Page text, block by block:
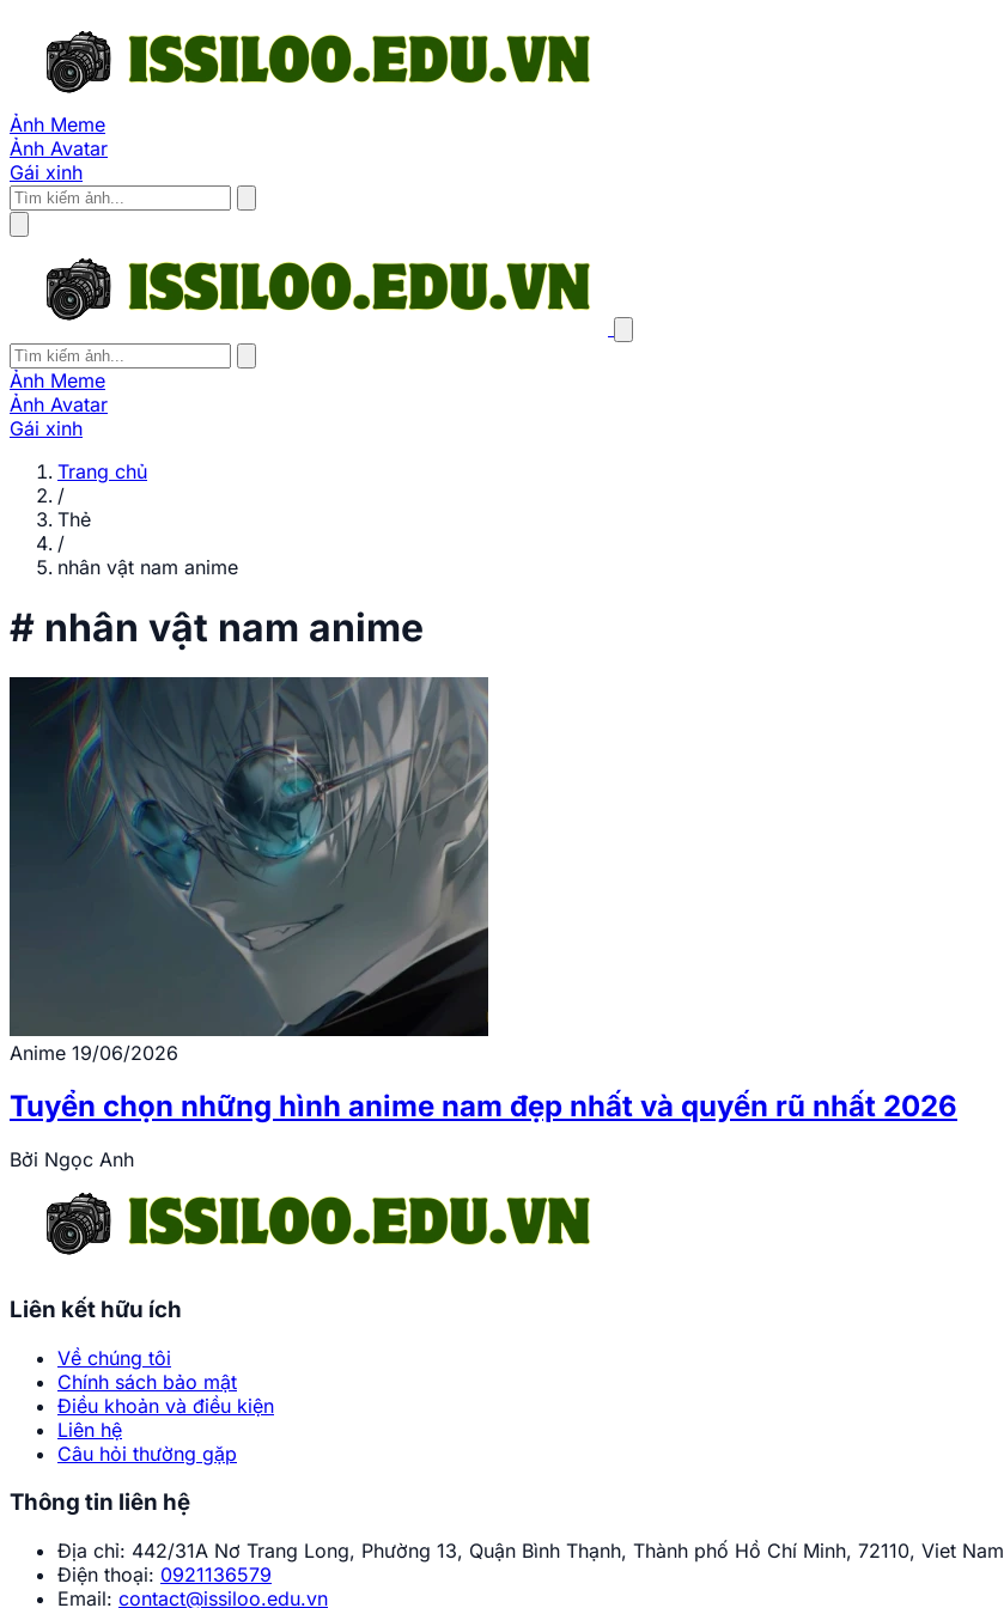
Ảnh Meme
Ảnh Avatar
Gái xinh
Ảnh Meme
Ảnh Avatar
Gái xinh
Trang chủ
/
Thẻ
/
nhân vật nam anime
# nhân vật nam anime
Anime 19/06/2026
Tuyển chọn những hình anime nam đẹp nhất và quyến rũ nhất 2026
Bởi Ngọc Anh
Liên kết hữu ích
Về chúng tôi
Chính sách bảo mật
Điều khoản và điều kiện
Liên hệ
Câu hỏi thường gặp
Thông tin liên hệ
Địa chỉ: 442/31A Nơ Trang Long, Phường 13, Quận Bình Thạnh, Thành phố Hồ Chí Minh, 72110, Viet Nam
Điện thoại: 0921136579
Email: contact@issiloo.edu.vn